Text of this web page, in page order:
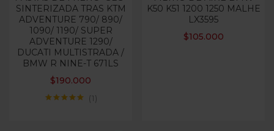
SINTERIZADA TRAS KTM
ADVENTURE 790/ 890/
1090/ 1190/ SUPER
ADVENTURE 1290/
DUCATI MULTISTRADA /
BMW R NINE-T 671LS
$190.000
1
K50 K51 1200 1250 MALHE
LX3595
$105.000